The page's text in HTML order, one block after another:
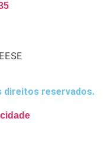
direitos reservados.